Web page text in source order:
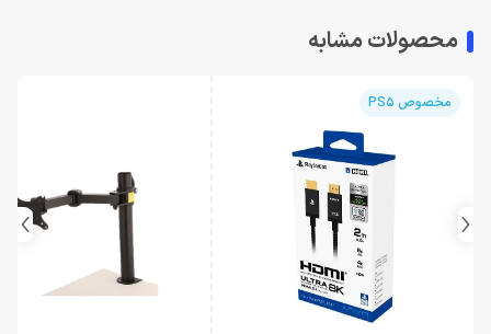
محصولات مشابه
مخصوص PS5